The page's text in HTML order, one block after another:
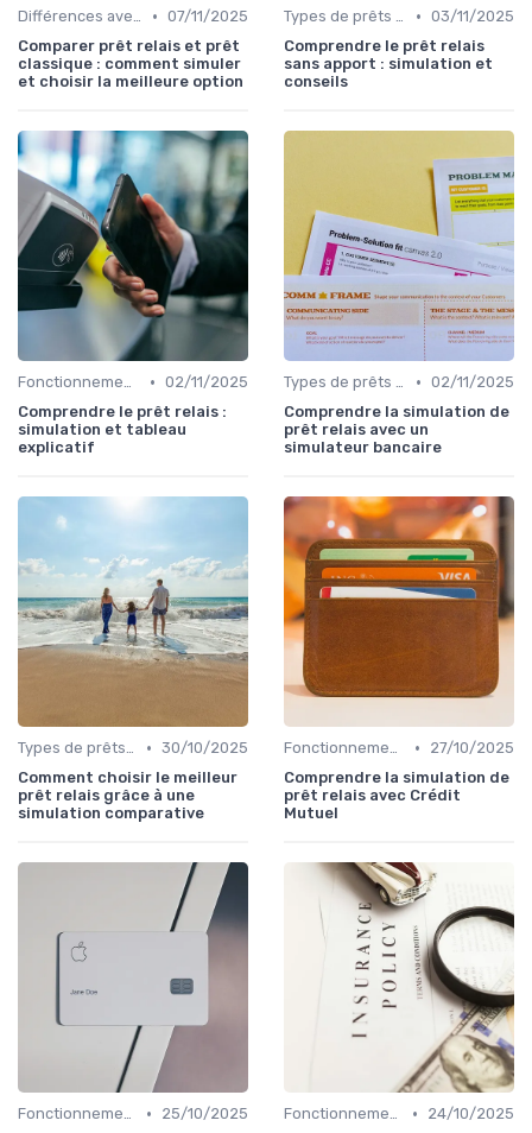
Différences avec d'autres prêts immobiliers • 07/11/2025
Comparer prêt relais et prêt
classique : comment simuler
et choisir la meilleure option
Types de prêts relais • 03/11/2025
Comprendre le prêt relais
sans apport : simulation et
conseils
Fonctionnement du prêt relais • 02/11/2025
Comprendre le prêt relais :
simulation et tableau
explicatif
Types de prêts relais • 02/11/2025
Comprendre la simulation de
prêt relais avec un
simulateur bancaire
Types de prêts relais • 30/10/2025
Comment choisir le meilleur
prêt relais grâce à une
simulation comparative
Fonctionnement du prêt relais •
27/10/2025
Comprendre la simulation de
prêt relais avec Crédit
Mutuel
Fonctionnement du prêt relais •
25/10/2025
Fonctionnement du prêt relais •
24/10/2025